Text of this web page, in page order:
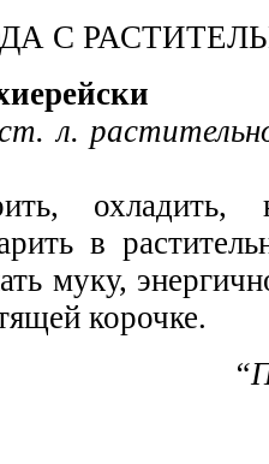
С
л.
охладить,
в
муку,
корочке.